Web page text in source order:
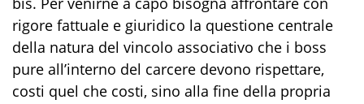
rigore fattuale e giuridico la questione centrale
della natura del vincolo associativo che i boss
pure all’interno del carcere devono rispettare,
costi quel che costi, sino alla fine della propria